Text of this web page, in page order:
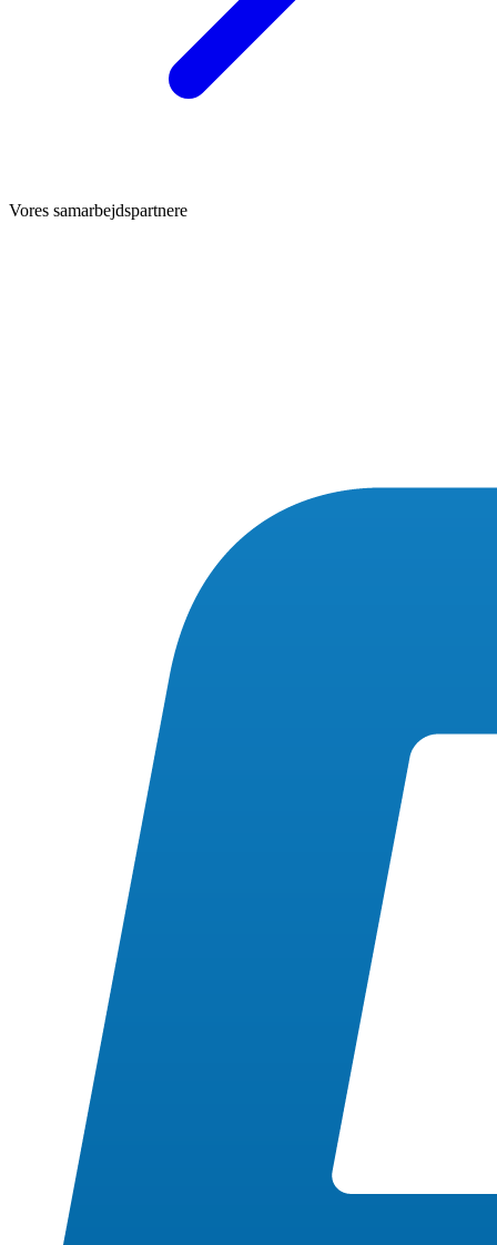
Vores samarbejdspartnere